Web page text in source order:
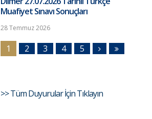
Muafiyet Sınavı Sonuçları
28 Temmuz 2026
1 2 3 4 5
>> Tüm Duyurular İçin Tıklayın